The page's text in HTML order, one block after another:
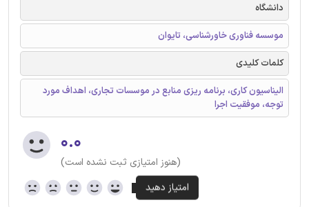
دانشگاه
موسسه فناوری خاورشناسی، تایوان
کلمات کلیدی
الیناسیون کاری، برنامه ریزی منابع در موسسات تجاری، اهداف مورد
توجه، موفقیت اجرا
۰.۰
(هنوز امتیازی ثبت نشده است)